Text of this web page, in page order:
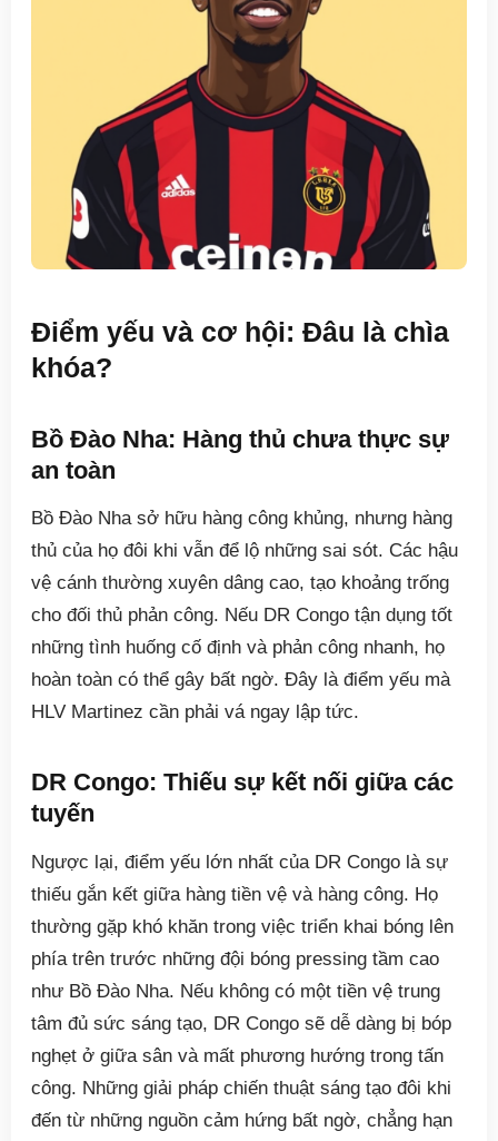
Điểm yếu và cơ hội: Đâu là chìa
khóa?
Bồ Đào Nha: Hàng thủ chưa thực sự
an toàn
Bồ Đào Nha sở hữu hàng công khủng, nhưng hàng
thủ của họ đôi khi vẫn để lộ những sai sót. Các hậu
vệ cánh thường xuyên dâng cao, tạo khoảng trống
cho đối thủ phản công. Nếu DR Congo tận dụng tốt
những tình huống cố định và phản công nhanh, họ
hoàn toàn có thể gây bất ngờ. Đây là điểm yếu mà
HLV Martinez cần phải vá ngay lập tức.
DR Congo: Thiếu sự kết nối giữa các
tuyến
Ngược lại, điểm yếu lớn nhất của DR Congo là sự
thiếu gắn kết giữa hàng tiền vệ và hàng công. Họ
thường gặp khó khăn trong việc triển khai bóng lên
phía trên trước những đội bóng pressing tầm cao
như Bồ Đào Nha. Nếu không có một tiền vệ trung
tâm đủ sức sáng tạo, DR Congo sẽ dễ dàng bị bóp
nghẹt ở giữa sân và mất phương hướng trong tấn
công. Những giải pháp chiến thuật sáng tạo đôi khi
đến từ những nguồn cảm hứng bất ngờ, chẳng hạn